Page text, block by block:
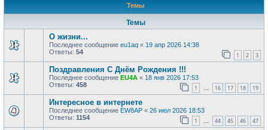
Темы
Темы
О жизни...
Последнее сообщение eu1aq « 19 апр 2026 14:38
Ответы: 54 1 2 3
Поздравления С Днём Рождения !!!
Последнее сообщение EU4A « 18 янв 2026 17:53
Ответы: 458 1 … 16 17 18 19
Интересное в интернете
Последнее сообщение EW8AP « 26 июл 2026 18:53
Ответы: 1154 1 … 44 45 46 47